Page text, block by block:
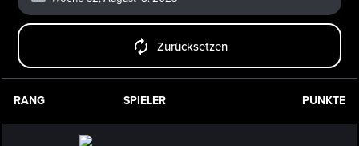
Zurücksetzen
RANG SPIELER PUNKTE